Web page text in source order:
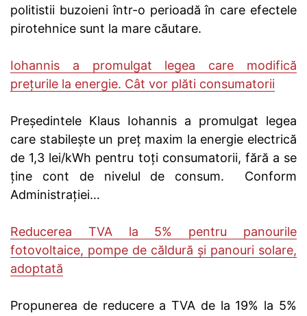
politistii buzoieni într-o perioadă în care efectele
pirotehnice sunt la mare căutare.
Iohannis a promulgat legea care modifică
preţurile la energie. Cât vor plăti consumatorii
Preşedintele Klaus Iohannis a promulgat legea
care stabileşte un preţ maxim la energie electrică
de 1,3 lei/kWh pentru toţi consumatorii, fără a se
ține cont de nivelul de consum. Conform
Administrației…
Reducerea TVA la 5% pentru panourile
fotovoltaice, pompe de căldură şi panouri solare,
adoptată
Propunerea de reducere a TVA de la 19% la 5%